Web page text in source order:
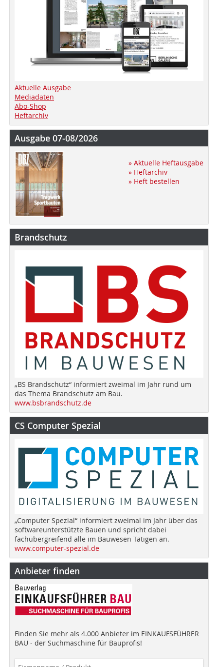
Aktuelle Ausgabe
Mediadaten
Abo-Shop
Heftarchiv
Ausgabe 07-08/2026
» Aktuelle Heftausgabe
» Heftarchiv
» Heft bestellen
Brandschutz
„BS Brandschutz“ informiert zweimal im Jahr rund um
das Thema Brandschutz am Bau.
www.bsbrandschutz.de
CS Computer Spezial
„Computer Spezial“ informiert zweimal im Jahr über das
softwareunterstützte Bauen und spricht dabei
fachübergreifend alle im Bauwesen Tätigen an.
www.computer-spezial.de
Anbieter finden
Finden Sie mehr als 4.000 Anbieter im EINKAUFSFÜHRER
BAU - der Suchmaschine für Bauprofis!